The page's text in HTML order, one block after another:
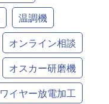
温調機
オンライン相談
オスカー研磨機
ワイヤー放電加工